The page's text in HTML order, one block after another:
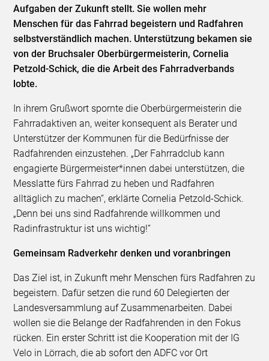
Aufgaben der Zukunft stellt. Sie wollen mehr
Menschen für das Fahrrad begeistern und Radfahren
selbstverständlich machen. Unterstützung bekamen sie
von der Bruchsaler Oberbürgermeisterin, Cornelia
Petzold-Schick, die die Arbeit des Fahrradverbands
lobte.
In ihrem Grußwort spornte die Oberbürgermeisterin die
Fahrradaktiven an, weiter konsequent als Berater und
Unterstützer der Kommunen für die Bedürfnisse der
Radfahrenden einzustehen. „Der Fahrradclub kann
engagierte Bürgermeister*innen dabei unterstützen, die
Messlatte fürs Fahrrad zu heben und Radfahren
alltäglich zu machen“, erklärte Cornelia Petzold-Schick.
„Denn bei uns sind Radfahrende willkommen und
Radinfrastruktur ist uns wichtig!“
Gemeinsam Radverkehr denken und voranbringen
Das Ziel ist, in Zukunft mehr Menschen fürs Radfahren zu
begeistern. Dafür setzen die rund 60 Delegierten der
Landesversammlung auf Zusammenarbeiten. Dabei
wollen sie die Belange der Radfahrenden in den Fokus
rücken. Ein erster Schritt ist die Kooperation mit der IG
Velo in Lörrach, die ab sofort den ADFC vor Ort